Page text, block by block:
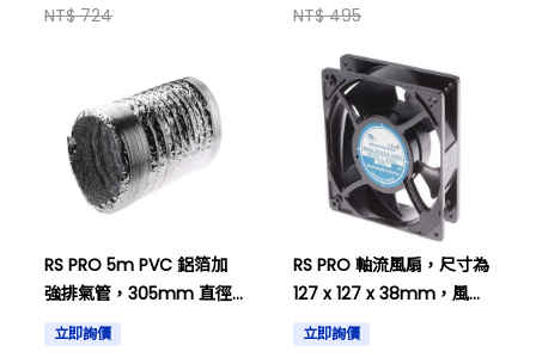
NT$ 724 NT$ 495
RS PRO 5m PVC 鋁箔加
強排氣管，305mm 直徑
679-8706。
立即詢價
RS PRO 軸流風扇，尺寸為
127 x 127 x 38mm，風量
為 140cfm，功率為
11.88W，直流電壓為 12
立即詢價